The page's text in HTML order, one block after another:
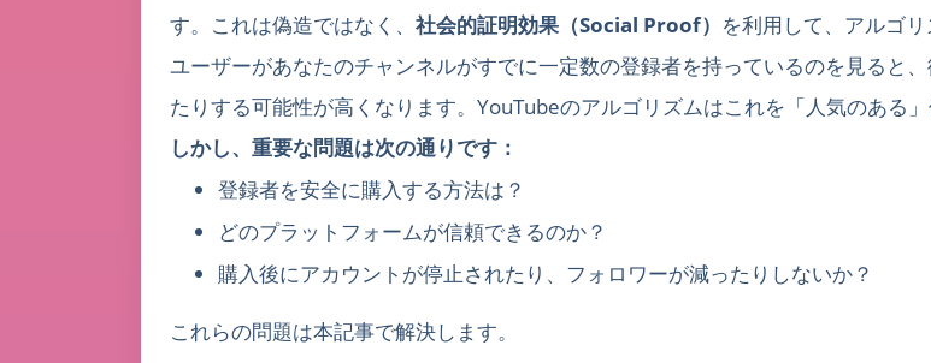
す。これは偽造ではなく、 社会的証明効果（Social Proof） を利用して、アルゴ
ユーザーがあなたのチャンネルがすでに一定数の登録者を持っているのを見ると
たりする可能性が高くなります。YouTubeのアルゴリズムはこれを「人気のある
しかし、重要な問題は次の通りです：
登録者を安全に購入する方法は？
どのプラットフォームが信頼できるのか？
購入後にアカウントが停止されたり、フォロワーが減ったりしないか？
これらの問題は本記事で解決します。